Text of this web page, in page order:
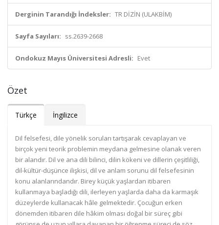
Derginin Tarandığı İndeksler: TR DİZİN (ULAKBİM)
Sayfa Sayıları: ss.2639-2668
Ondokuz Mayıs Üniversitesi Adresli: Evet
Özet
Türkçe İngilizce
Dil felsefesi, dile yönelik soruları tartışarak cevaplayan ve
birçok yeni teorik problemin meydana gelmesine olanak veren
bir alandır. Dil ve ana dili bilinci, dilin kökeni ve dillerin çeşitliliği,
dil-kültür-düşünce ilişkisi, dil ve anlam sorunu dil felsefesinin
konu alanlarındandır. Birey küçük yaşlardan itibaren
kullanmaya başladığı dili, ilerleyen yaşlarda daha da karmaşık
düzeylerde kullanacak hâle gelmektedir. Çocuğun erken
dönemden itibaren dile hâkim olması doğal bir süreç gibi